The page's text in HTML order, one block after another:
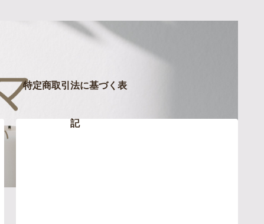
特定商取引法に基づく表
記